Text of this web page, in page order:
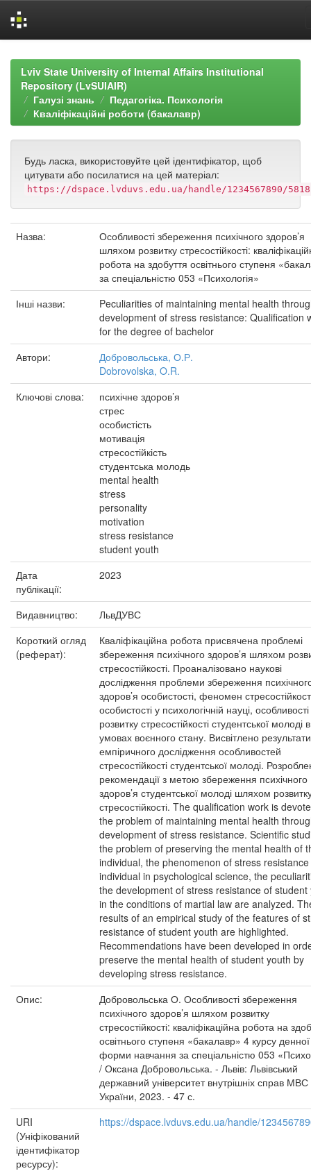
navigationLviv State University of Internal Affairs Institutional
Repository (LvSUIAIR)
Галузі знань
Педагогіка. Психологія
Кваліфікаційні роботи (бакалавр)
Будь ласка, використовуйте цей ідентифікатор, щоб
цитувати або посилатися на цей матеріал:
https://dspace.lvduvs.edu.ua/handle/1234567890/5818
Назва:
Особливості збереження психічного здоров’я
шляхом розвитку стресостійкості:
робота на здобуття освітнього ступеня
за спеціальністю 053 «Психологія»
Інші назви:
Peculiarities of maintaining mental health
development of stress resistance: Qualification
for the degree of bachelor
Автори:
Добровольська, О.Р.
Dobrovolska, O.R.
Ключові слова:
психічне здоров’я
стрес
особистість
мотивація
стресостійкість
студентська молодь
mental health
stress
personality
motivation
stress resistance
student youth
Дата
публікації:
2023
Видавництво:
ЛьвДУВС
Короткий огляд
(реферат):
Кваліфікаційна робота присвячена проблемі
збереження психічного здоров’я шляхом
стресостійкості. Проаналізовано наукові
дослідження проблеми збереження
здоров’я особистості, феномен
особистості у психологічній науці, особливості
розвитку стресостійкості студентської молоді в
умовах воєнного стану. Висвітлено результати
емпіричного дослідження особливостей
стресостійкості студентської молоді.
рекомендації з метою збереження психічного
здоров’я студентської молоді шляхом
стресостійкості. The qualification work is
the problem of maintaining mental health
development of stress resistance. Scientific
the problem of preserving the mental health of
individual, the phenomenon of stress
individual in psychological science, the
the development of stress resistance of student
in the conditions of martial law are analyzed.
results of an empirical study of the features of
resistance of student youth are highlighted.
Recommendations have been developed in
preserve the mental health of student youth by
developing stress resistance.
Опис:
Добровольська О. Особливості збереження
психічного здоров’я шляхом розвитку
стресостійкості: кваліфікаційна робота на
освітнього ступеня «бакалавр» 4 курсу денної
форми навчання за спеціальністю 053
/ Оксана Добровольська. - Львів: Львівський
державний університет внутрішніх справ МВС
України, 2023. - 47 с.
URI
(Уніфікований
ідентифікатор
ресурсу):
https://dspace.lvduvs.edu.ua/handle/